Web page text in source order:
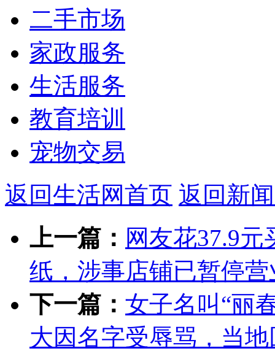
二手市场
家政服务
生活服务
教育培训
宠物交易
返回生活网首页 返回新
上一篇： 网友花37.9
纸，涉事店铺已暂停营
下一篇： 女子名叫“丽
大因名字受辱骂，当